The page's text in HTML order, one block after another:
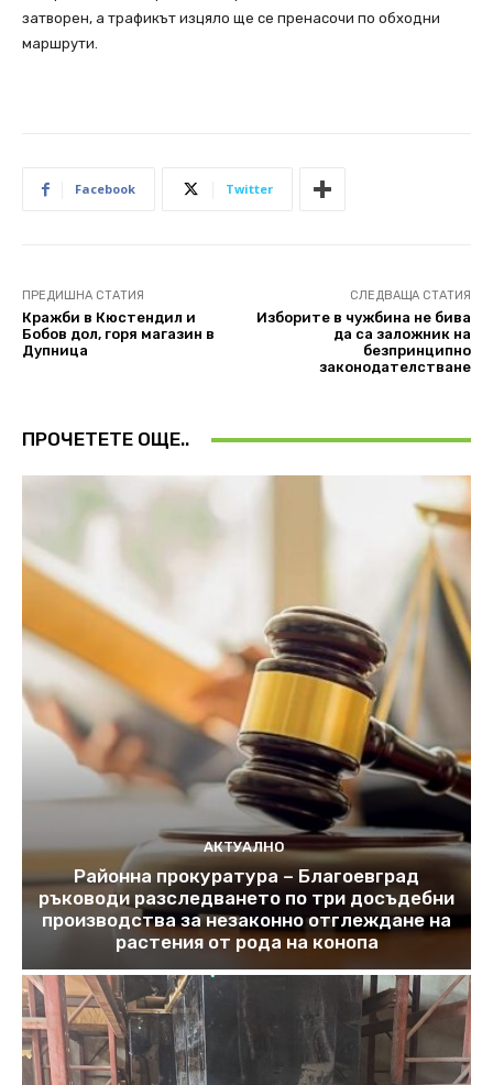
затворен, а трафикът изцяло ще се пренасочи по обходни
маршрути.
Facebook Twitter
ПРЕДИШНА СТАТИЯ
Кражби в Кюстендил и
Бобов дол, горя магазин в
Дупница
СЛЕДВАЩА СТАТИЯ
Изборите в чужбина не бива
да са заложник на
безпринципно
законодателстване
ПРОЧЕТЕТЕ ОЩЕ..
АКТУАЛНО
Районна прокуратура – Благоевград
ръководи разследването по три досъдебни
производства за незаконно отглеждане на
растения от рода на конопа